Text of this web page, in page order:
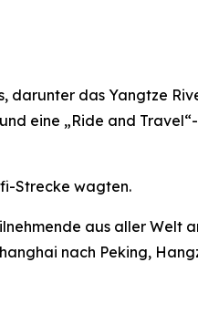
darunter das Yangtze
eine „Ride and
Strecke wagten.
aus aller Welt
nach Peking,